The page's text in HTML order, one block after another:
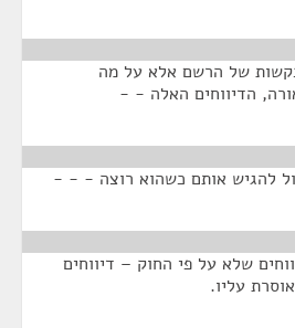
של הרשם אלא על מה
הדיווחים האלה - -
להגיש אותם כשהוא רוצה - - -
שלא על פי החוק – דיווחים
עליו.